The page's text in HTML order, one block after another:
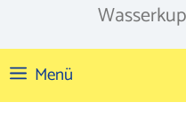
Menü